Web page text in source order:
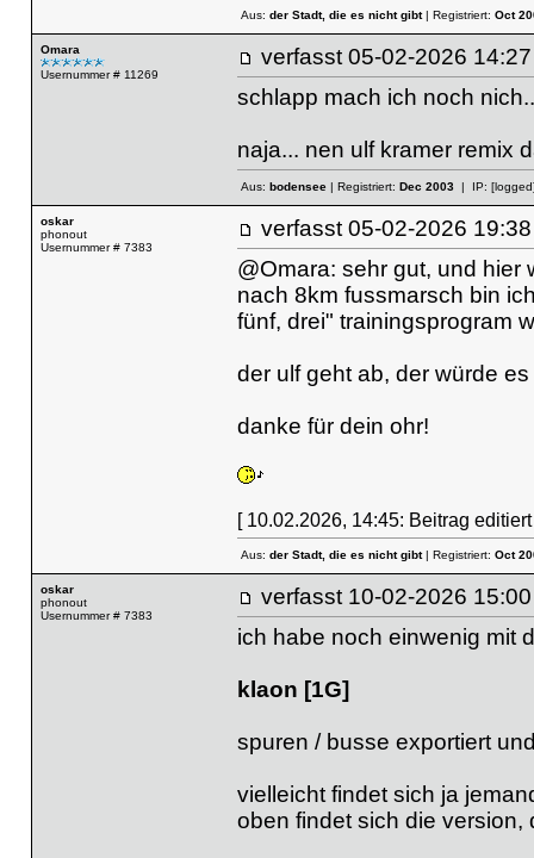
Aus: der Stadt, die es nicht gibt| Registriert: Oct
Omara
Usernummer # 11269
verfasst 05-02-2026
schlapp mach ich noch
naja... nen ulf kramer remix
Aus: bodensee| Registriert: Dec 2003| IP:
oskar
phonout
Usernummer # 7383
verfasst 05-02-2026
@Omara: sehr gut, und
nach 8km fussmarsch bin
fünf, drei" trainingsprogram
der ulf geht ab, der würde
danke für dein ohr!
[ 10.02.2026, 14:45: Beitrag
Aus: der Stadt, die es nicht gibt| Registriert: Oct
oskar
phonout
Usernummer # 7383
verfasst 10-02-2026
ich habe noch einwenig mit
klaon [1G]
spuren / busse exportiert
vielleicht findet sich ja
oben findet sich die version,